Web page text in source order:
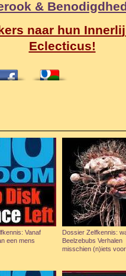
&
naar hun Innerlij
Eclecticus!
Vanaf
een mens
Dossier Zelfkennis:
Beelzebubs Verhalen
misschien (n)iets